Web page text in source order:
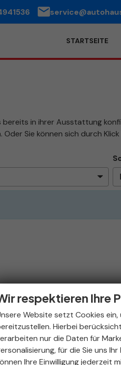
STARTSEITE
in ihrer Ausstattung
Oder Sie können sich durch
respektieren Ihre
Website setzt Cookies ein,
Hierbei
nur die Daten für
für die Sie uns
Ihre Einwilligung jederzeit